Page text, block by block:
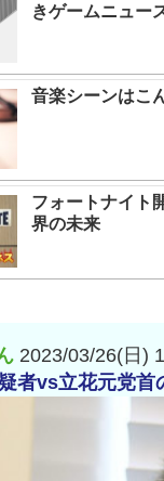
きゲームニュー
音楽シーンはこ
フォートナイト
界の未来
2023/03/26(日)
者vs立花元党